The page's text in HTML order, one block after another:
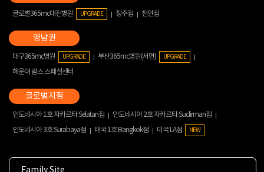
글로벌365mc대전병원 UPGRADE 청주점 천안점
대구365mc병원 UPGRADE 부산365mc병원(서면) UPGRADE
해운대 람스 스페셜센터
인도네시아 1호 자카르타 Selatan점
인도네시아 2호 자카르타 Sudirman점
인도네시아 3호 Surabaya점
태국 1호 Bangkok점 미국 LA점 NEW